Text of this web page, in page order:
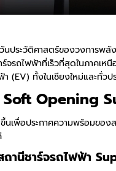
ระวัติศาสตร์ของวงการพลั
รถไฟฟ้าที่เร็วที่สุดในภาค
(EV) ทั้งในเชียงใหม่และทั่วป
Opening
ประกาศความพร้อมของสถ
ถานีชาร์จรถไฟฟ้า